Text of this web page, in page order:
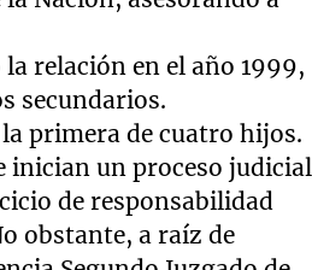
relación en el año 1999,
secundarios.
primera de cuatro hijos.
inician un proceso judicial
de responsabilidad
obstante, a raíz de